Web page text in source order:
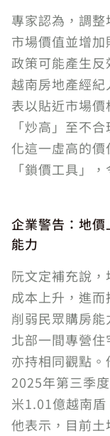
專家認為，調
市場價值並增加
政策可能產生反
越南房地產經
表以貼近市場
「炒高」至不
化這一虛高的
「鎖價工具」
企業警告：地
能力
阮文定補充說
成本上升，進而
削弱民眾購房能
北部一間專營
亦持相同觀點
2025年第三季
米1.01億越南盾
他表示，目前